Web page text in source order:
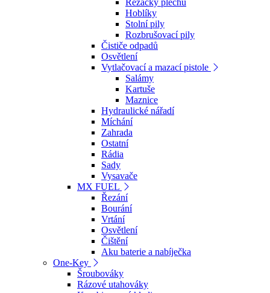
Hoblíky
Stolní pily
Rozbrušovací pily
Čističe odpadů
Osvětlení
Vytlačovací a mazací pistole
Salámy
Kartuše
Maznice
Hydraulické nářadí
Míchání
Zahrada
Ostatní
Rádia
Sady
Vysavače
MX FUEL
Řezání
Bourání
Vrtání
Osvětlení
Čištění
Aku baterie a nabíječka
One-Key
Šroubováky
Rázové utahováky